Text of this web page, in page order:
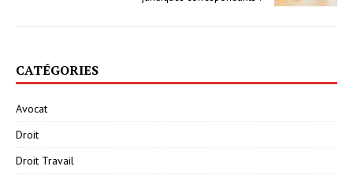
CATÉGORIES
Avocat
Droit
Droit Travail